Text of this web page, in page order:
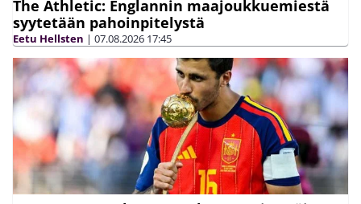
The Athletic: Englannin maajoukkuemiestä
syytetään pahoinpitelystä
Eetu Hellsten | 07.08.2026 17:45